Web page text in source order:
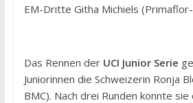
EM-Dritte Githa Michiels
Das Rennen der UCI Junior Serie
Juniorinnen die Schweizerin Ronja
BMC). Nach drei Runden konnte sie